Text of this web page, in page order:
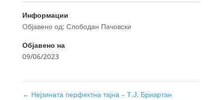
Информации
Објавено од: Слободан Пачовски
Објавено на
09/06/2023
← Нејзината перфектна тајна – Т.Ј. Бриартан